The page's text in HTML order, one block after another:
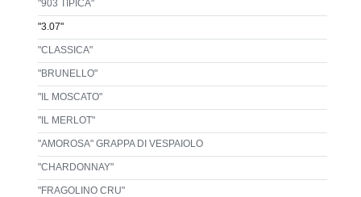
"903 TIPICA"
"3.07"
"CLASSICA"
"BRUNELLO"
"IL MOSCATO"
"IL MERLOT"
"AMOROSA" GRAPPA DI VESPAIOLO
"CHARDONNAY"
"FRAGOLINO CRU"